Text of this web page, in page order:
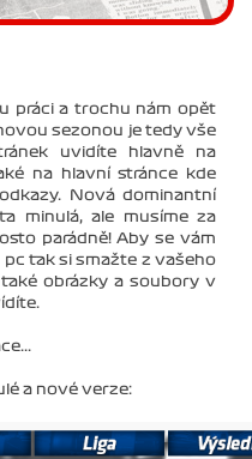
práci a trochu nám opět
sezonou je tedy vše
uvidíte hlavně na
na hlavní stránce kde
Nová dominantní
minulá, ale musíme za
parádně! Aby se vám
tak si smažte z vašeho
obrázky a soubory v
a nové verze: